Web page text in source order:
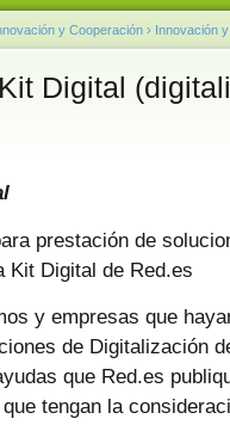
y Cooperación › Innovación
Digital
prestación de
Kit Digital de Red.es
y empresas que
de Digitalización
que Red.es
tengan la